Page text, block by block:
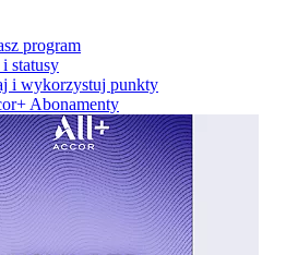
program
statusy
i wykorzystuj punkty
Abonamenty